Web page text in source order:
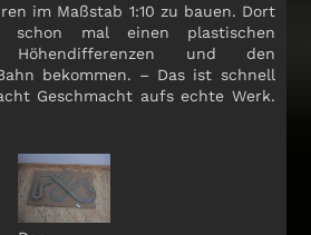
im Maßstab 1:10 zu bauen. Dort
schon mal einen plastischen
und den
bekommen. – Das ist schnell
Geschmacht aufs echte Werk.